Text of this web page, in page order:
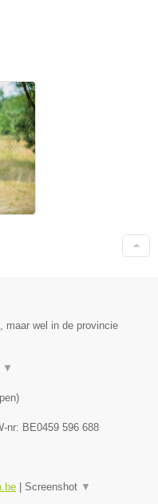
maar wel in de provincie
▼
)
nr: BE0459 596 688
| Screenshot ▼